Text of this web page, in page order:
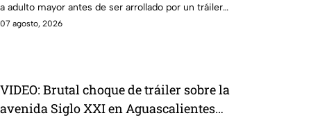
a adulto mayor antes de ser arrollado por un tráiler
en Monterrey.
07 agosto, 2026
VIDEO: Brutal choque de tráiler sobre la
avenida Siglo XXI en Aguascalientes